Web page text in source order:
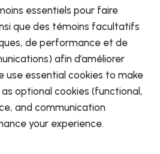
essentiels pour faire
que des témoins facultatifs
de performance et de
afin d’améliorer
use essential cookies to make
optional cookies (functional,
and communication
your experience.